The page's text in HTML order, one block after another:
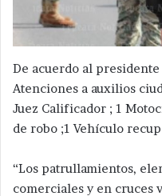
De acuerdo al
Atenciones a auxilios
Juez Calificador ; 1
de robo ;1 Vehículo
“Los patrullamientos,
comerciales y en cruces